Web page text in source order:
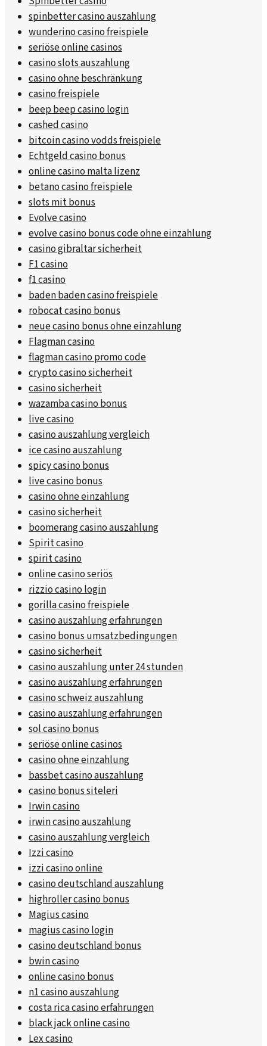
spinbetter casino auszahlung
wunderino casino freispiele
seriöse online casinos
casino slots auszahlung
casino ohne beschränkung
casino freispiele
beep beep casino login
cashed casino
bitcoin casino vodds freispiele
Echtgeld casino bonus
online casino malta lizenz
betano casino freispiele
slots mit bonus
Evolve casino
evolve casino bonus code ohne einzahlung
casino gibraltar sicherheit
F1 casino
f1 casino
baden baden casino freispiele
robocat casino bonus
neue casino bonus ohne einzahlung
Flagman casino
flagman casino promo code
crypto casino sicherheit
casino sicherheit
wazamba casino bonus
live casino
casino auszahlung vergleich
ice casino auszahlung
spicy casino bonus
live casino bonus
casino ohne einzahlung
casino sicherheit
boomerang casino auszahlung
Spirit casino
spirit casino
online casino seriös
rizzio casino login
gorilla casino freispiele
casino auszahlung erfahrungen
casino bonus umsatzbedingungen
casino sicherheit
casino auszahlung unter 24 stunden
casino auszahlung erfahrungen
casino schweiz auszahlung
casino auszahlung erfahrungen
sol casino bonus
seriöse online casinos
casino ohne einzahlung
bassbet casino auszahlung
casino bonus siteleri
Irwin casino
irwin casino auszahlung
casino auszahlung vergleich
Izzi casino
izzi casino online
casino deutschland auszahlung
highroller casino bonus
Magius casino
magius casino login
casino deutschland bonus
bwin casino
online casino bonus
n1 casino auszahlung
costa rica casino erfahrungen
black jack online casino
Lex casino